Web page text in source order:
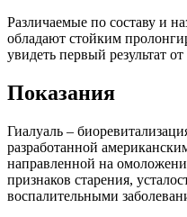
Различаемые по составу и
обладают стойким
увидеть первый результат
Показания
Гиалуаль –
разработанной
направленной на
признаков старения,
воспалительными